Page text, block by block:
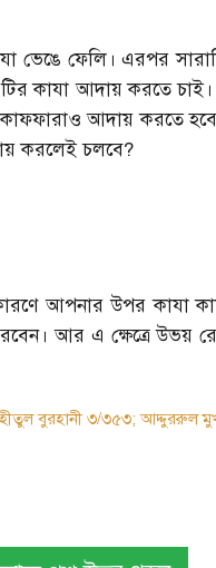
ভেঙে ফেলি। এরপর
টির কাযা আদায় করতে চাই।
কাফফারাও আদায় করতে হবে
করলেই চলবে?
কারণে আপনার উপর কাযা
আর এ ক্ষেত্রে উভয়
বুরহানী ৩/৩৫৩; আদ্দুররুল